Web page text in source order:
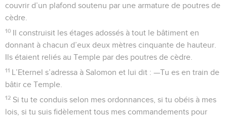
couvrir d’un plafond soutenu par une armature de poutres de
cèdre.
10 Il construisit les étages adossés à tout le bâtiment en
donnant à chacun d’eux deux mètres cinquante de hauteur.
Ils étaient reliés au Temple par des poutres de cèdre.
11 L’Eternel s’adressa à Salomon et lui dit : —Tu es en train de
bâtir ce Temple.
12 Si tu te conduis selon mes ordonnances, si tu obéis à mes
lois, si tu suis fidèlement tous mes commandements pour